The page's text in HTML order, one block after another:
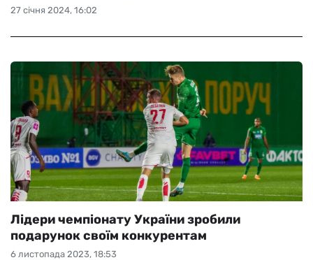
27 січня 2024, 16:02
6 листопада 2023, 18:53
Лідери чемпіонату України зробили
подарунок своїм конкурентам